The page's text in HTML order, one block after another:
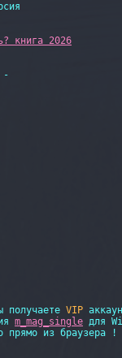
-
получаете VIP
m_mag_single для
прямо из браузера !